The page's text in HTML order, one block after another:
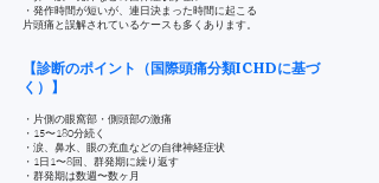
・発作時間が短いが、連日決まった時間に起こる
片頭痛と誤解されているケースも多くあります。
【診断のポイント（国際頭痛分類ICHDに基づ
く）】
・片側の眼窩部・側頭部の激痛
・15〜180分続く
・涙、鼻水、眼の充血などの自律神経症状
・1日1〜8回、群発期に繰り返す
・群発期は数週〜数ヶ月